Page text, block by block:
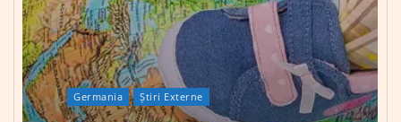
Germania Știri Externe